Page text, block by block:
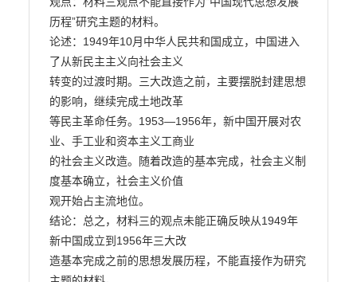
历程”研究主题的材料。
论述：1949年10月中华人民共和国成立，中国进入
了从新民主主义向社会主义
转变的过渡时期。三大改造之前，主要摆脱封建思想
的影响，继续完成土地改革
等民主革命任务。1953—1956年，新中国开展对农
业、手工业和资本主义工商业
的社会主义改造。随着改造的基本完成，社会主义制
度基本确立，社会主义价值
观开始占主流地位。
结论：总之，材料三的观点未能正确反映从1949年
新中国成立到1956年三大改
造基本完成之前的思想发展历程，不能直接作为研究